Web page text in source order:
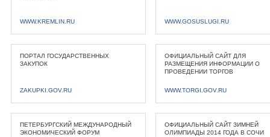
WWW.KREMLIN.RU WWW.GOSUSLUGI.RU
ПОРТАЛ ГОСУДАРСТВЕННЫХ
ЗАКУПОК
ZAKUPKI.GOV.RU
ОФИЦИАЛЬНЫЙ САЙТ ДЛЯ
РАЗМЕЩЕНИЯ ИНФОРМАЦИИ О
ПРОВЕДЕНИИ ТОРГОВ
WWW.TORGI.GOV.RU
ПЕТЕРБУРГСКИЙ МЕЖДУНАРОДНЫЙ
ЭКОНОМИЧЕСКИЙ ФОРУМ
ОФИЦИАЛЬНЫЙ САЙТ ЗИМНЕЙ
ОЛИМПИАДЫ 2014 ГОДА В СОЧИ